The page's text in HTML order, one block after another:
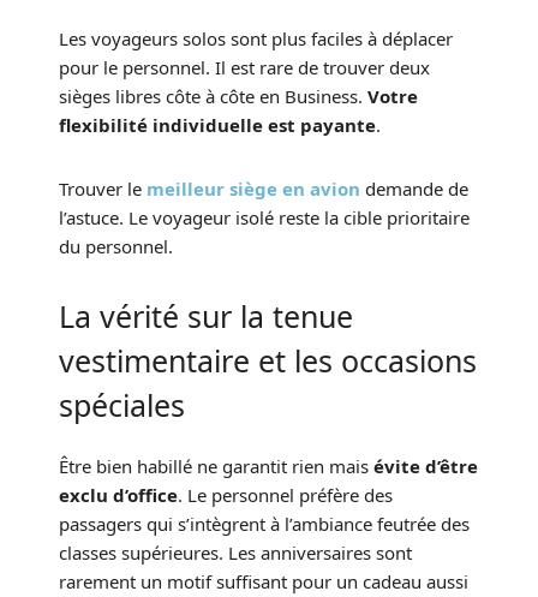
Les voyageurs solos sont plus faciles à déplacer
pour le personnel. Il est rare de trouver deux
sièges libres côte à côte en Business. Votre
flexibilité individuelle est payante.
Trouver le meilleur siège en avion demande de
l’astuce. Le voyageur isolé reste la cible prioritaire
du personnel.
La vérité sur la tenue
vestimentaire et les occasions
spéciales
Être bien habillé ne garantit rien mais évite d’être
exclu d’office. Le personnel préfère des
passagers qui s’intègrent à l’ambiance feutrée des
classes supérieures. Les anniversaires sont
rarement un motif suffisant pour un cadeau aussi